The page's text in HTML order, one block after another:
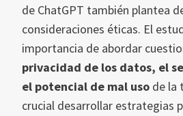
de ChatGPT también plantea
consideraciones éticas. El
importancia de abordar
privacidad de los datos, el
el potencial de mal uso de la
crucial desarrollar estrategias